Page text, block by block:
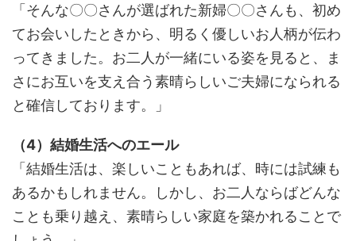
「そんな〇〇さんが選ばれた新婦〇〇さんも、初め
てお会いしたときから、明るく優しいお人柄が伝わ
ってきました。お二人が一緒にいる姿を見ると、ま
さにお互いを支え合う素晴らしいご夫婦になられる
と確信しております。」
（4）結婚生活へのエール
「結婚生活は、楽しいこともあれば、時には試練も
あるかもしれません。しかし、お二人ならばどんな
ことも乗り越え、素晴らしい家庭を築かれることで